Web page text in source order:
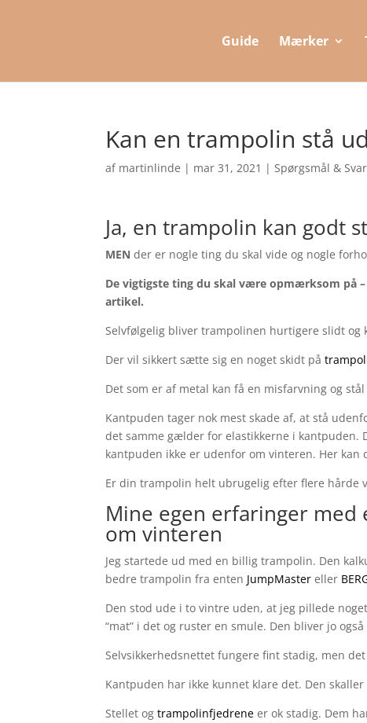
Guide Mærker
Kan en trampolin stå
af martinlinde | mar 31, 2021 |Spørgsmål & Svar
Ja, en trampolin kan godt
MEN der er nogle ting du skal vide og nogle
De vigtigste ting du skal være opmærksom på
artikel.
Selvfølgelig bliver trampolinen hurtigere slidt
Der vil sikkert sætte sig en noget skidt på
Det som er af metal kan få en misfarvning og
Kantpuden tager nok mest skade af, at stå
det samme gælder for elastikkerne i kantpuden.
kantpuden ikke er udenfor om vinteren. Her kan
Er din trampolin helt ubrugelig efter flere hårde
Mine egen erfaringer
om vinteren
Jeg startede ud med en billig trampolin. Den
bedre trampolin fra enten JumpMaster eller
Den stod ude i to vintre uden, at jeg pillede
“mat” i det og ruster en smule. Den bliver jo
Selvsikkerhedsnettet fungere fint stadig, men
Kantpuden har ikke kunnet klare det. Den
Stellet ogtrampolinfjedrene er ok stadig. Dem